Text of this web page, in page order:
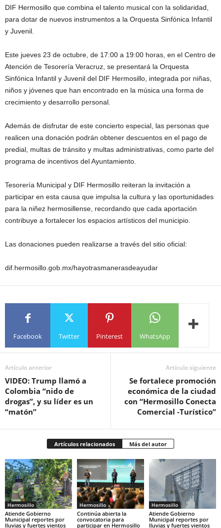
DIF Hermosillo que combina el talento musical con la solidaridad,
para dotar de nuevos instrumentos a la Orquesta Sinfónica Infantil
y Juvenil.
Este jueves 23 de octubre, de 17:00 a 19:00 horas, en el Centro de
Atención de Tesorería Veracruz, se presentará la Orquesta
Sinfónica Infantil y Juvenil del DIF Hermosillo, integrada por niñas,
niños y jóvenes que han encontrado en la música una forma de
crecimiento y desarrollo personal.
Además de disfrutar de este concierto especial, las personas que
realicen una donación podrán obtener descuentos en el pago de
predial, multas de tránsito y multas administrativas, como parte del
programa de incentivos del Ayuntamiento.
Tesorería Municipal y DIF Hermosillo reiteran la invitación a
participar en esta causa que impulsa la cultura y las oportunidades
para la niñez hermosillense, recordando que cada aportación
contribuye a fortalecer los espacios artísticos del municipio.
Las donaciones pueden realizarse a través del sitio oficial:
dif.hermosillo.gob.mx/hayotrasmanerasdeayudar
Facebook Twitter Pinterest WhatsApp
Artículo anterior
VIDEO: Trump llamó a
Colombia “nido de
drogas”, y su líder es un
“matón”
Artículo siguiente
Se fortalece promoción
económica de la ciudad
con “Hermosillo Conecta
Comercial -Turístico”
Artículos relacionados Más del autor
Hermosillo
Atiende Gobierno
Municipal reportes por
lluvias y fuertes vientos
Hermosillo
Continúa abierta la
convocatoria para
participar en Hermosillo
Hermosillo
Atiende Gobierno
Municipal reportes por
lluvias y fuertes vientos